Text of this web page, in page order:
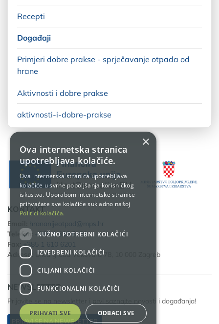
Recepti
Događaji
Primjeri dobre prakse - sprječavanje otpada od
hrane
Aktivnosti i dobre prakse
aktivnosti-i-dobre-prakse
KONTAKT
Email:
hrananijeotpad@mps.hr
Telefon:
+385 1 610 6111
Fax:
+385 1 610 6201
Adresa:
Ulica grada Vukovara 78, 10 000 Zagreb
NEWSLETTER
Prijavite se na newsletter i prvi saznajte novosti i događanja!
PRIJAVI SE NA NEWSLETTER
×
Ova internetska stranica
upotrebljava kolačiće.
Ova internetska stranica upotrebljava
kolačiće u svrhe poboljšanja korisničkog
iskustva. Uporabom internetske stranice
prihvaćate sve kolačiće sukladno našoj
Politici kolačića.
NUŽNO POTREBNI KOLAČIĆI
IZVEDBENI KOLAČIĆI
CILJANI KOLAČIĆI
FUNKCIONALNI KOLAČIĆI
PRIHVATI SVE ODBACI SVE